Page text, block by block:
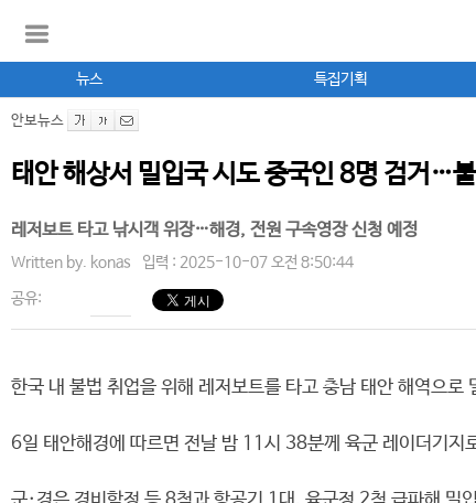
뉴스 특집기획
안보뉴스
태안 해상서 밀입국 시도 중국인 8명 검거…
레저보트 타고 낚시객 위장…해경, 전원 구속영장 신청 예정
Written by. konas 입력 : 2025-10-07 오전 8:50:44
공유:
한국 내 불법 취업을 위해 레저보트를 타고 충남 태안 해역으
6일 태안해경에 따르면 전날 밤 11시 38분께 육군 레이더기지